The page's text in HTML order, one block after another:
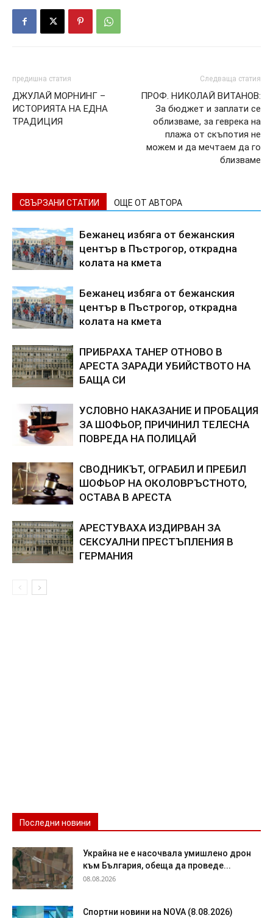
предишна статия
ДЖУЛАЙ МОРНИНГ –
ИСТОРИЯТА НА ЕДНА
ТРАДИЦИЯ
Следваща статия
ПРОФ. НИКОЛАЙ ВИТАНОВ:
За бюджет и заплати се
облизваме, за геврека на
плажа от скъпотия не
можем и да мечтаем да го
близваме
СВЪРЗАНИ СТАТИИ ОЩЕ ОТ АВТОРА
Бежанец избяга от бежанския
център в Пъстрогор, открадна
колата на кмета
Бежанец избяга от бежанския
център в Пъстрогор, открадна
колата на кмета
ПРИБРАХА ТАНЕР ОТНОВО В
АРЕСТА ЗАРАДИ УБИЙСТВОТО НА
БАЩА СИ
УСЛОВНО НАКАЗАНИЕ И ПРОБАЦИЯ
ЗА ШОФЬОР, ПРИЧИНИЛ ТЕЛЕСНА
ПОВРЕДА НА ПОЛИЦАЙ
СВОДНИКЪТ, ОГРАБИЛ И ПРЕБИЛ
ШОФЬОР НА ОКОЛОВРЪСТНОТО,
ОСТАВА В АРЕСТА
АРЕСТУВАХА ИЗДИРВАН ЗА
СЕКСУАЛНИ ПРЕСТЪПЛЕНИЯ В
ГЕРМАНИЯ
Последни новини
Украйна не е насочвала умишлено дрон
към България, обеща да проведе...
08.08.2026
Спортни новини на NOVA (8.08.2026)